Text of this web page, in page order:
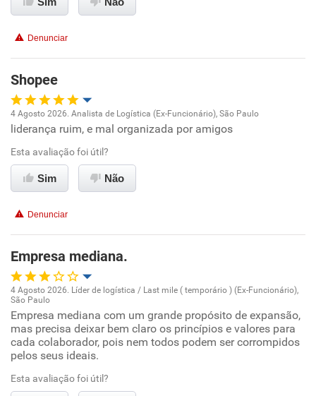
Denunciar
Shopee
Oportunidade de promoção
Ambiente de trabalho
Benefícios
Recomenda esta empresa
Não recomenda a diretoria
4 Agosto 2026. Analista de Logística (Ex-Funcionário), São Paulo
liderança ruim, e mal organizada por amigos
Esta avaliação foi útil?
Sim Não
Denunciar
Empresa mediana.
Oportunidade de promoção
Ambiente de trabalho
Conciliação com a vida familiar
4 Agosto 2026. Líder de logística / Last mile ( temporário ) (Ex-Funcionário),
São Paulo
Empresa mediana com um grande propósito de expansão,
mas precisa deixar bem claro os princípios e valores para
cada colaborador, pois nem todos podem ser corrompidos
pelos seus ideais.
Esta avaliação foi útil?